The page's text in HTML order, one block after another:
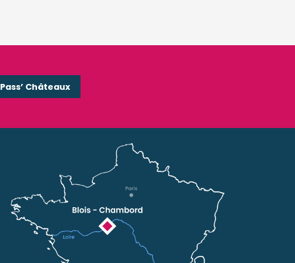
Pass’ Châteaux